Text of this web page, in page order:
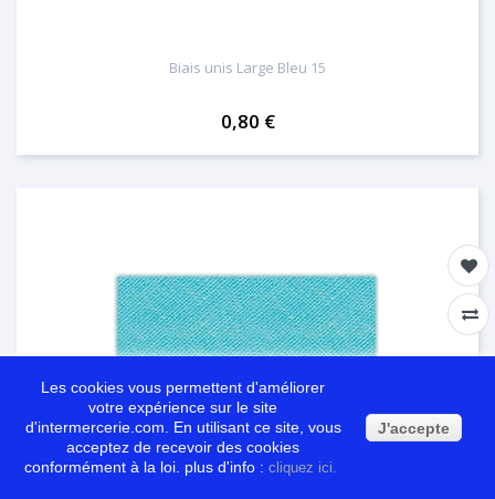
Biais unis Large Bleu 15
0,80 €
Les cookies vous permettent d'améliorer
votre expérience sur le site
d'intermercerie.com. En utilisant ce site, vous
acceptez de recevoir des cookies
conformément à la loi. plus d'info : cliquez ici.
J'accepte